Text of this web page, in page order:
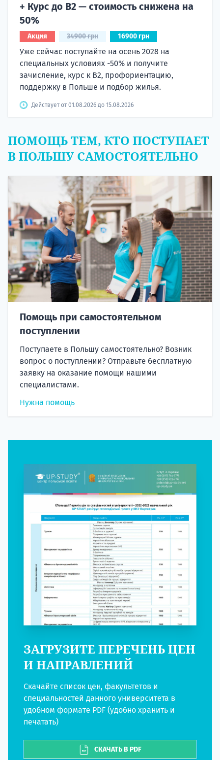
+ Курс до B2 — стоимость снижена на
50%
Акция 34900 грн 16900 грн
Уже сейчас поступайте на осень 2028 на
специальных условиях -50% и получите
зачисление, курс к B2, профориентацию,
поддержку в Польше и подбор жилья.
Действует от 01.08.2026 до 15.08.2026
ПОМОЩЬ ТЕМ, КТО ПОСТУПАЕТ
В ПОЛЬШУ САМОСТОЯТЕЛЬНО
Помощь при самостоятельном
поступлении
Поступаете в Польшу самостоятельно? Возник
вопрос о поступлении? Отправьте бесплатную
заявку на оказание помощи нашими
специалистами.
Нужна помощь
ЗАГРУЗИТЕ ПЕРЕЧЕНЬ ЦЕН
И НАПРАВЛЕНИЙ
Скачайте список цен, факультетов и
специальностей данного университета в
удобном формате PDF (удобно хранить и
печатать)
СКАЧАТЬ В PDF